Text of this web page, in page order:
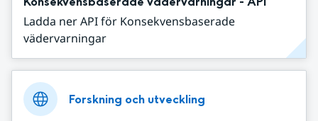
Ladda ner API för Konsekvensbaserade
vädervarningar
Forskning och utveckling